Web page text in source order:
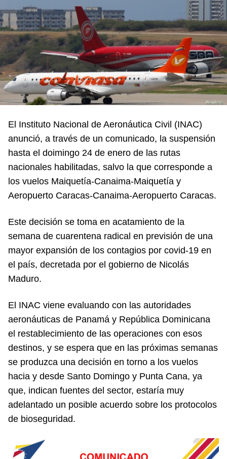
El Instituto Nacional de Aeronáutica Civil (INAC)
anunció, a través de un comunicado, la suspensión
hasta el doimingo 24 de enero de las rutas
nacionales habilitadas, salvo la que corresponde a
los vuelos Maiquetía-Canaima-Maiquetía y
Aeropuerto Caracas-Canaima-Aeropuerto Caracas.
Este decisión se toma en acatamiento de la
semana de cuarentena radical en previsión de una
mayor expansión de los contagios por covid-19 en
el país, decretada por el gobierno de Nicolás
Maduro.
El INAC viene evaluando con las autoridades
aeronáuticas de Panamá y República Dominicana
el restablecimiento de las operaciones con esos
destinos, y se espera que en las próximas semanas
se produzca una decisión en torno a los vuelos
hacia y desde Santo Domingo y Punta Cana, ya
que, indican fuentes del sector, estaría muy
adelantado un posible acuerdo sobre los protocolos
de bioseguridad.